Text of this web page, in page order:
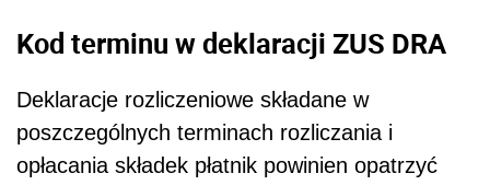
Kod terminu w deklaracji ZUS DRA
Deklaracje rozliczeniowe składane w
poszczególnych terminach rozliczania i
opłacania składek płatnik powinien opatrzyć